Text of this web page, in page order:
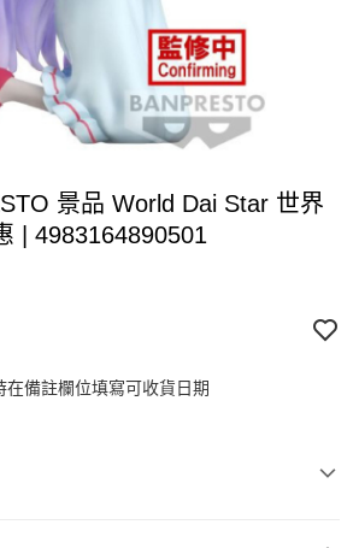
景品 World Dai Star 世界
| 4983164890501
備註欄位填寫可收貨日期